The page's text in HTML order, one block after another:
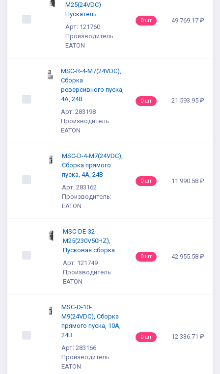
M25(24VDC)
Пускатель
Арт: 121760
Производитель:
EATON
0 шт 49 769.17 ₽
MSC-R-4-M7(24VDC),
Сборка
реверсивного пуска,
4А, 24В
Арт: 283198
Производитель:
EATON
0 шт 21 593.95 ₽
MSC-D-4-M7(24VDC),
Сборка прямого
пуска, 4А, 24В
Арт: 283162
Производитель:
EATON
0 шт 11 990.58 ₽
MSC-DE-32-
M25(230V50HZ),
Пусковая сборка
Арт: 121749
Производитель:
EATON
0 шт 42 955.58 ₽
MSC-D-10-
M9(24VDC), Сборка
прямого пуска, 10А,
24В
Арт: 283166
Производитель:
EATON
0 шт 12 336.71 ₽